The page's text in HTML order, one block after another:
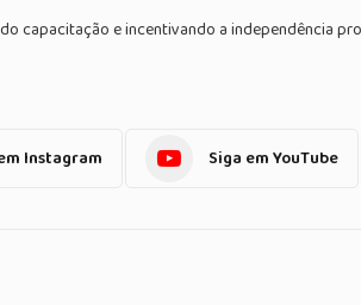
capacitação e incentivando a independência
Instagram Siga em YouTube